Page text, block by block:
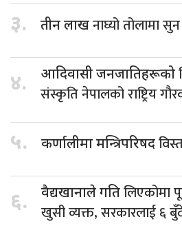
३. तीन लाखनाघ्यो तोलामा सुन
४. आदिवासी जनजातिहरूको
संस्कृति नेपालको राष्ट्रिय
५. कर्णालीमा मन्त्रिपरिषद
६. वैद्यखानाले गतिलिएकोमा
खुसी व्यक्त, सरकारलाई ६